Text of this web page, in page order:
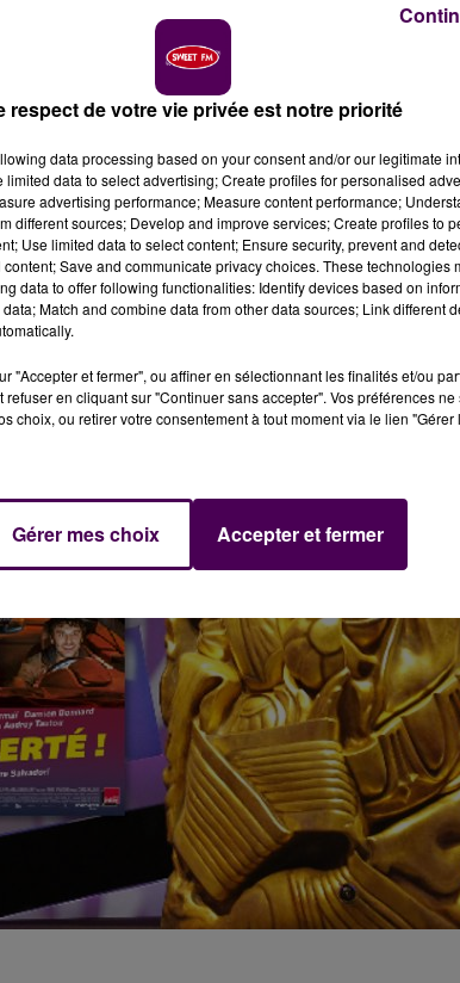
respect de votre vie privée est notre priorité
data processing based on your consent and/or our legitimate
data to select advertising; Create profiles for personalised
advertising performance; Measure content performance;
different sources; Develop and improve services; Create profiles to
Use limited data to select content; Ensure security, prevent and
Save and communicate privacy choices. These technologies
data to offer following functionalities: Identify devices based on
Match and combine data from other data sources; Link different
"Accepter et fermer", ou affiner en sélectionnant les finalités et/ou
en cliquant sur "Continuer sans accepter". Vos préférences
choix, ou retirer votre consentement à tout moment via le lien
Gérer mes choix Accepter et fermer